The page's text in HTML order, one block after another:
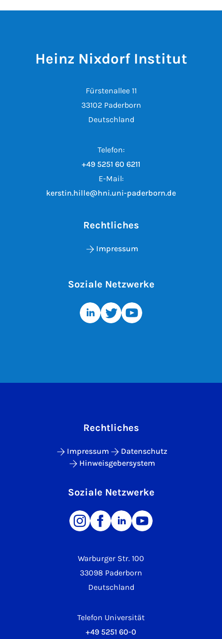
Heinz Nixdorf Institut
Fürstenallee 11
33102 Paderborn
Deutschland
Telefon:
+49 5251 60 6211
E-Mail:
kerstin.hille@hni.uni-paderborn.de
Rechtliches
Impressum
Soziale Netzwerke
Warburger Str. 100
33098 Paderborn
Deutschland
Telefon Universität
+49 5251 60-0
Rechtliches
Impressum
Datenschutz
Hinweisgebersystem
Soziale Netzwerke